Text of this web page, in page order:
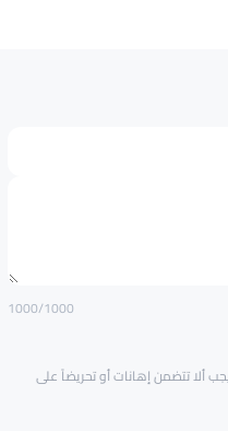
1000/1000
ألا تتضمن إهانات أو تحريضاً على